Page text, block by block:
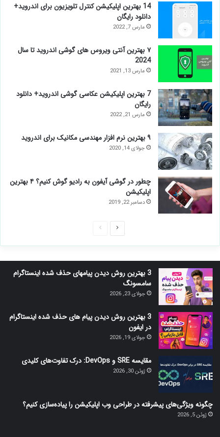
14 بهترین اپلیکیشن کنترل تلویزیون برای اندروید+
دانلود رایگان
مارس 7, 2022
۷ بهترین آنتی ویروس های گوشی اندروید تا سال
2024
مارس 13, 2021
7 بهترین اپلیکیشن عکاسی گوشی اندروید+ دانلود
رایگان
مارس 21, 2022
۹ بهترین نرم افزار مهندسی مکانیک برای اندروید
جولای 14, 2020
چطور در گوشی آیفون به رادیو گوش کنیم؟ ۴ بهترین
اپلیکیشن
دسامبر 22, 2019
صفحه
صفحه
3 بهترین روش دیدن پیامهای حذف شده اینستاگرام
سامسونگ
جولای 23, 2026
3 بهترین روش دیدن پیام های حذف شده اینستاگرام
در ایفون
جولای 19, 2026
مقایسه SRE و DevOps: درک تفاوت‌های کلیدی
ژوئن 30, 2026
چگونه ویژگی‌های پیشرفته در طراحی وب اپلیکیشن را پیاده‌سازی کنیم؟
ژوئن 5, 2026